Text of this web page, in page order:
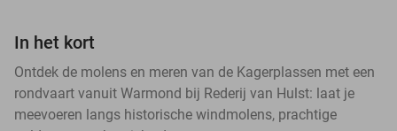
In het kort
Ontdek de molens en meren van de Kagerplassen met een
rondvaart vanuit Warmond bij Rederij van Hulst: laat je
meevoeren langs historische windmolens, prachtige